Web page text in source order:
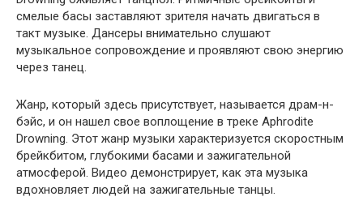
смелые басы заставляют зрителя начать двигаться в
такт музыке. Дансеры внимательно слушают
музыкальное сопровождение и проявляют свою энергию
через танец.
Жанр, который здесь присутствует, называется драм-н-
бэйс, и он нашел свое воплощение в треке Aphrodite
Drowning. Этот жанр музыки характеризуется скоростным
брейкбитом, глубокими басами и зажигательной
атмосферой. Видео демонстрирует, как эта музыка
вдохновляет людей на зажигательные танцы.